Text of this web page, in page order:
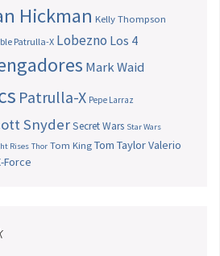
Hickman Kelly Thompson
Patrulla-X Lobezno Los 4
Mark Waid
Patrulla-X Pepe Larraz
SnyderSecret Wars Star Wars
Rises Thor Tom King Tom TaylorValerio
Force